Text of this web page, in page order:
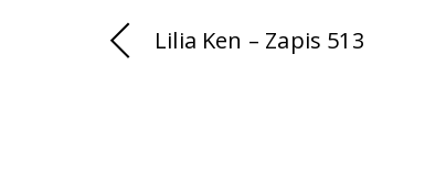
Lilia Ken – Zapis 513